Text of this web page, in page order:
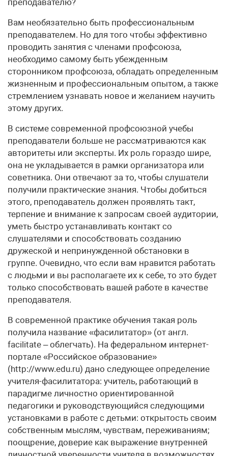
преподавателю?
Вам необязательно быть профессиональным
преподавателем. Но для того чтобы эффективно
проводить занятия с членами профсоюза,
необходимо самому быть убежденным
сторонником профсоюза, обладать определенным
жизненным и профессиональным опытом, а также
стремлением узнавать новое и желанием научить
этому других.
В системе современной профсоюзной учебы
преподаватели больше не рассматриваются как
авторитеты или эксперты. Их роль гораздо шире,
она не укладывается в рамки организатора или
советника. Они отвечают за то, чтобы слушатели
получили практические знания. Чтобы добиться
этого, преподаватель должен проявлять такт,
терпение и внимание к запросам своей аудитории,
уметь быстро устанавливать контакт со
слушателями и способствовать созданию
дружеской и непринужденной обстановки в
группе. Очевидно, что если вам нравится работать
с людьми и вы располагаете их к себе, то это будет
только способствовать вашей работе в качестве
преподавателя.
В современной практике обучения такая роль
получила название «фасилитатор» (от англ.
facilitate – облегчать). На федеральном интернет-
портале «Российское образование»
(http://www.edu.ru) дано следующее определение
учителя-фасилитатора: учитель, работающий в
парадигме личностно ориентированной
педагогики и руководствующийся следующими
установками в работе с детьми: открытость своим
собственным мыслям, чувствам, переживаниям;
поощрение, доверие как выражение внутренней